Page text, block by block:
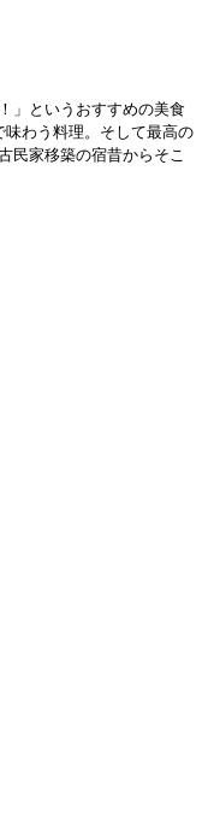
」というおすすめの美食
わう料理。そして最高の
民家移築の宿昔からそこ